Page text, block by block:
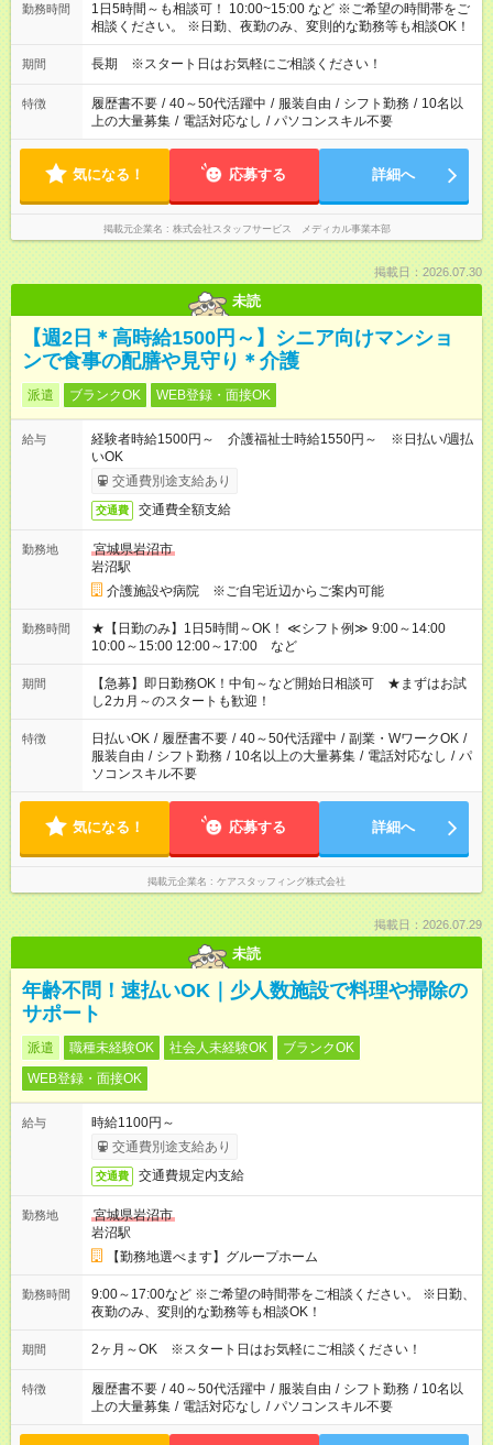
勤務時間
1日5時間～も相談可！ 10:00~15:00 など ※ご希望の時間帯をご
相談ください。 ※日勤、夜勤のみ、変則的な勤務等も相談OK！
期間 長期 ※スタート日はお気軽にご相談ください！
特徴 履歴書不要 / 40～50代活躍中 / 服装自由 / シフト勤務 / 10名以
上の大量募集 / 電話対応なし / パソコンスキル不要
気になる！ 応募する 詳細へ
掲載元企業名 株式会社スタッフサービス メディカル事業本部
掲載日：2026.07.30
未読
【週2日＊高時給1500円～】シニア向けマンショ
ンで食事の配膳や見守り＊介護
派遣 ブランクOK WEB登録・面接OK
給与
経験者時給1500円～ 介護福祉士時給1550円～ ※日払い/週払
いOK
交通費別途支給あり
交通費 交通費全額支給
勤務地
宮城県岩沼市
岩沼駅
介護施設や病院 ※ご自宅近辺からご案内可能
勤務時間
★【日勤のみ】1日5時間～OK！ ≪シフト例≫ 9:00～14:00
10:00～15:00 12:00～17:00 など
期間
【急募】即日勤務OK！中旬～など開始日相談可 ★まずはお試
し2カ月～のスタートも歓迎！
特徴 日払いOK / 履歴書不要 / 40～50代活躍中 / 副業・WワークOK /
服装自由 / シフト勤務 / 10名以上の大量募集 / 電話対応なし / パ
ソコンスキル不要
気になる！ 応募する 詳細へ
掲載元企業名 ケアスタッフィング株式会社
掲載日：2026.07.29
未読
年齢不問！速払いOK｜少人数施設で料理や掃除の
サポート
派遣 職種未経験OK 社会人未経験OK
ブランクOK
WEB登録・面接OK
給与
時給1100円～
交通費別途支給あり
交通費 交通費規定内支給
勤務地
宮城県岩沼市
岩沼駅
【勤務地選べます】グループホーム
勤務時間
9:00～17:00など ※ご希望の時間帯をご相談ください。 ※日勤、
夜勤のみ、変則的な勤務等も相談OK！
期間 2ヶ月～OK ※スタート日はお気軽にご相談ください！
特徴 履歴書不要 / 40～50代活躍中 / 服装自由 / シフト勤務 / 10名以
上の大量募集 / 電話対応なし / パソコンスキル不要